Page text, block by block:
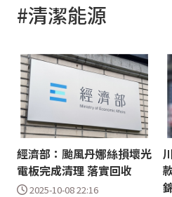
#清潔能源
經濟部：颱風丹娜絲損壞光
電板完成清理 落實回收
2025-10-08 22:16